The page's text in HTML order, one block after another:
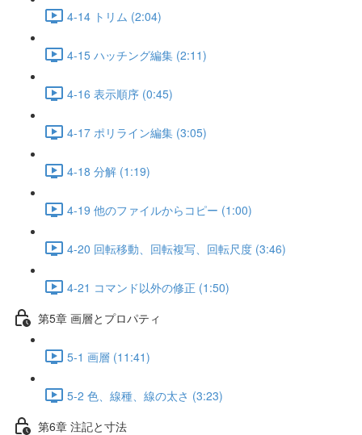
4-14 トリム (2:04)
4-15 ハッチング編集 (2:11)
4-16 表示順序 (0:45)
4-17 ポリライン編集 (3:05)
4-18 分解 (1:19)
4-19 他のファイルからコピー (1:00)
4-20 回転移動、回転複写、回転尺度 (3:46)
4-21 コマンド以外の修正 (1:50)
第5章 画層とプロパティ
5-1 画層 (11:41)
5-2 色、線種、線の太さ (3:23)
第6章 注記と寸法